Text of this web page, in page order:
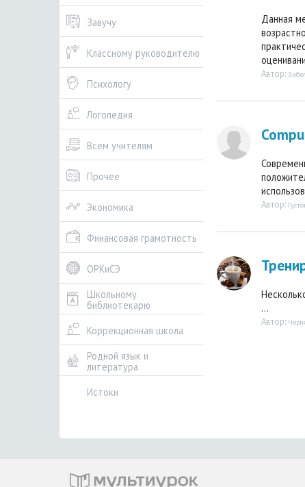
Завучу
Классному руководителю
Психологу
Логопедия
Всем учителям
Прочее
Экономика
Финансовая грамотность
ОРКиСЭ
Школьному
библиотекарю
Коррекционная школа
Родной язык и
литература
Истоки
Данная
Автор:
Автор:
...
Автор: